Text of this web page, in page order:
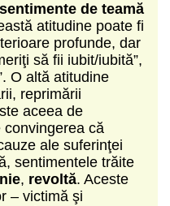
sentimente de teamă
atitudine poate fi
profunde, dar
să fii iubit/iubită”,
O altă atitudine
reprimării
aceea de
convingerea că
ale suferinţei
sentimentele trăite
, revoltă. Aceste
‒ victimă şi